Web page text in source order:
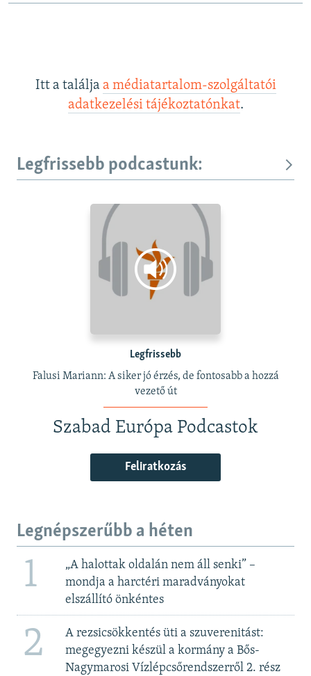
Itt a találja a médiatartalom-szolgáltatói
adatkezelési tájékoztatónkat.
Legfrissebb podcastunk:
Legfrissebb
Falusi Mariann: A siker jó érzés, de fontosabb a hozzá
vezető út
Szabad Európa Podcastok
Feliratkozás
Legnépszerűbb a héten
1
„A halottak oldalán nem áll senki” –
mondja a harctéri maradványokat
elszállító önkéntes
2
A rezsicsökkentés üti a szuverenitást:
megegyezni készül a kormány a Bős-
Nagymarosi Vízlépcsőrendszerről 2. rész